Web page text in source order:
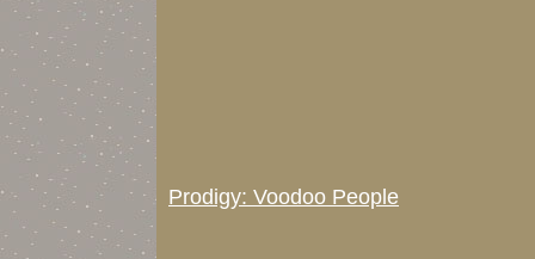
Prodigy: Voodoo People